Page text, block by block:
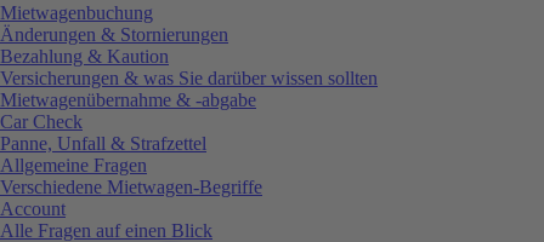
Mietwagenbuchung
Änderungen & Stornierungen
Bezahlung & Kaution
Versicherungen & was Sie darüber wissen sollten
Mietwagenübernahme & -abgabe
Car Check
Panne, Unfall & Strafzettel
Allgemeine Fragen
Verschiedene Mietwagen-Begriffe
Account
Alle Fragen auf einen Blick